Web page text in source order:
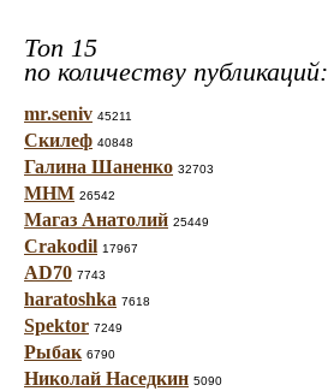
Топ 15
по количеству публикаций:
mr.seniv 45211
Скилеф 40848
Галина Шаненко 32703
МНМ 26542
Магаз Анатолий 25449
Crakodil 17967
AD70 7743
haratoshka 7618
Spektor 7249
Рыбак 6790
Николай Наседкин 5090